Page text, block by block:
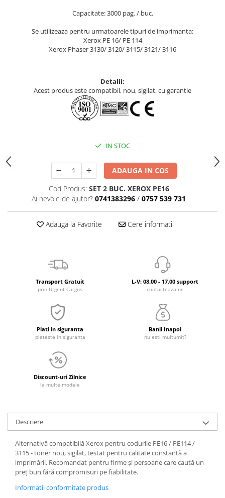
Capacitate: 3000 pag. / buc.
Se utilizeaza pentru urmatoarele tipuri de imprimanta:
Xerox PE 16/ PE 114
Xerox Phaser 3130/ 3120/ 3115/ 3121/ 3116
Detalii:
Acest produs este compatibil, nou, sigilat, cu garantie
IN STOC
ADAUGA IN COS
Cod Produs: SET 2 BUC. XEROX PE16
Ai nevoie de ajutor? 0741383296 / 0757 539 731
Adauga la Favorite Cere informatii
Transport Gratuit
prin Urgent Cargus
L-V: 08.00 - 17.00 support
contacteaza-ne
Plati in siguranta
plateste in siguranta
Banii Inapoi
nu esti multumit?
Discount-uri Zilnice
la multe modele
Descriere
Alternativă compatibilă Xerox pentru codurile PE16 / PE114 /
3115 - toner nou, sigilat, testat pentru calitate constantă a
imprimării. Recomandat pentru firme și persoane care caută un
preț bun fără compromisuri pe fiabilitate.
Informatii conformitate produs